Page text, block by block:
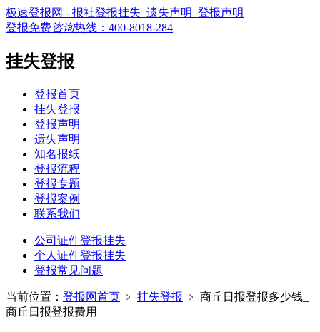
极速登报网 - 报社登报挂失_遗失声明_登报声明
登报免费咨询热线： 400-8018-284
挂失登报
登报首页
挂失登报
登报声明
遗失声明
知名报纸
登报流程
登报专题
登报案例
联系我们
公司证件登报挂失
个人证件登报挂失
登报常见问题
当前位置： 登报网首页 ﹥ 挂失登报 ﹥ 商丘日报登报多少钱_
商丘日报登报费用